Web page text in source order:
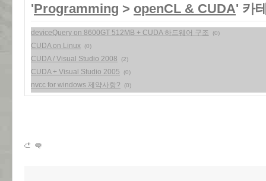
'Programming > openCL & CUDA' 카
deviceQuery on 8600GT 512MB + CUDA 하드웨어 구조 (0)
CUDA on Linux (0)
CUDA / Visual Studio 2008 (2)
CUDA + Visual Studio 2005 (0)
nvcc for windows 제약사항? (0)